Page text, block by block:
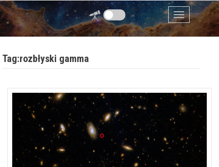
Przejdź do zawartości
Menu
Tag:rozbłyski gamma